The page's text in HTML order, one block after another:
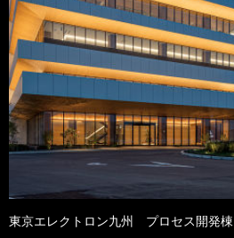
東京エレクトロン九州 プロセス開発棟